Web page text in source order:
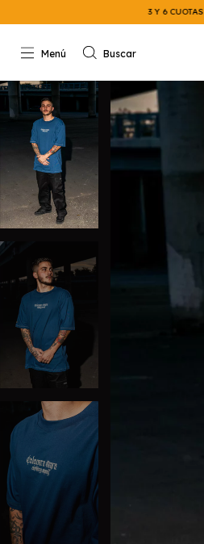
3 Y 6 CUOTAS SIN INTERES //
Menú Buscar